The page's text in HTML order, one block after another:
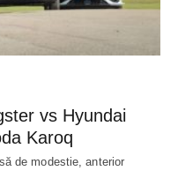
vs Hyundai
Karoq
de modestie, anterior